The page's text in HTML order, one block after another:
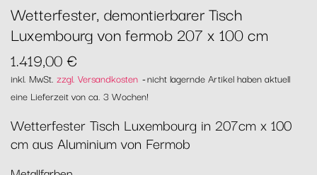
Wetterfester, demontierbarer Tisch
Luxembourg von fermob 207 x 100 cm
1.419,00 €
inkl. MwSt. zzgl. Versandkosten nicht lagernde Artikel haben aktuell
eine Lieferzeit von ca. 3 Wochen!
Wetterfester Tisch Luxembourg in 207cm x 100
cm aus Aluminium von Fermob